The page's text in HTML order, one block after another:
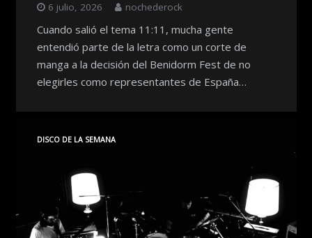
6 julio, 2026 nochederock
Cuando salió el tema 11:11, mucha gente
entendió parte de la letra como un corte de
manga a la decisión del Benidorm Fest de no
elegirles como representantes de España…
DISCO DE LA SEMANA